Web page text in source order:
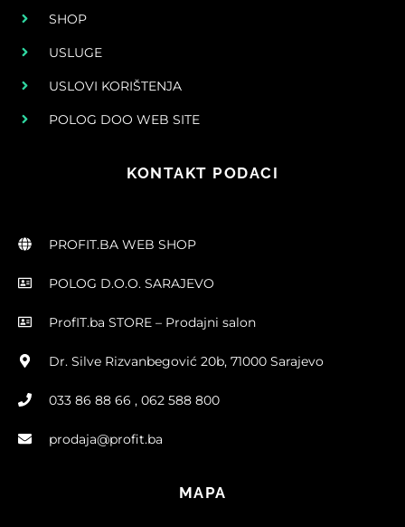
SHOP
USLUGE
USLOVI KORIŠTENJA
POLOG DOO WEB SITE
KONTAKT PODACI
PROFIT.BA WEB SHOP
POLOG D.O.O. SARAJEVO
ProfIT.ba STORE – Prodajni salon
Dr. Silve Rizvanbegović 20b, 71000 Sarajevo
033 86 88 66 , 062 588 800
prodaja@profit.ba
MAPA